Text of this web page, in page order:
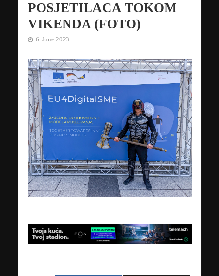
POSJETILACA TOKOM
VIKENDA (FOTO)
6. June 2023